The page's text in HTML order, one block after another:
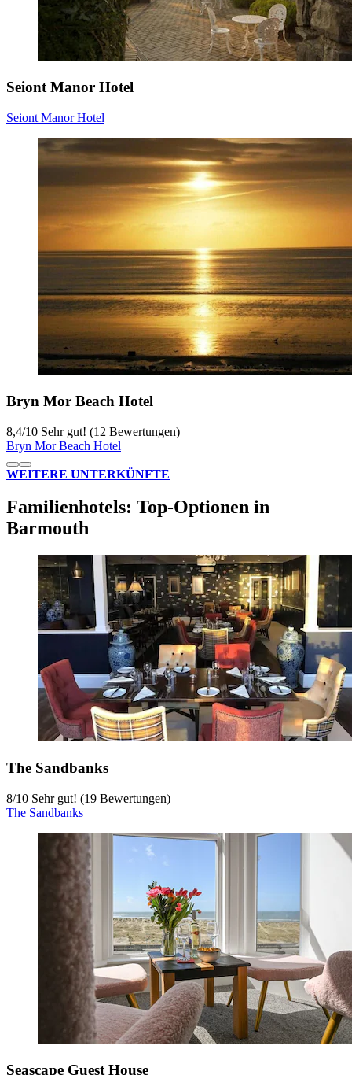
Seiont Manor Hotel
Seiont Manor Hotel
Bryn Mor Beach Hotel
8,4/10 Sehr gut! (12 Bewertungen)
Bryn Mor Beach Hotel
WEITERE UNTERKÜNFTE
Familienhotels: Top-Optionen in
Barmouth
The Sandbanks
8/10 Sehr gut! (19 Bewertungen)
The Sandbanks
Seascape Guest House